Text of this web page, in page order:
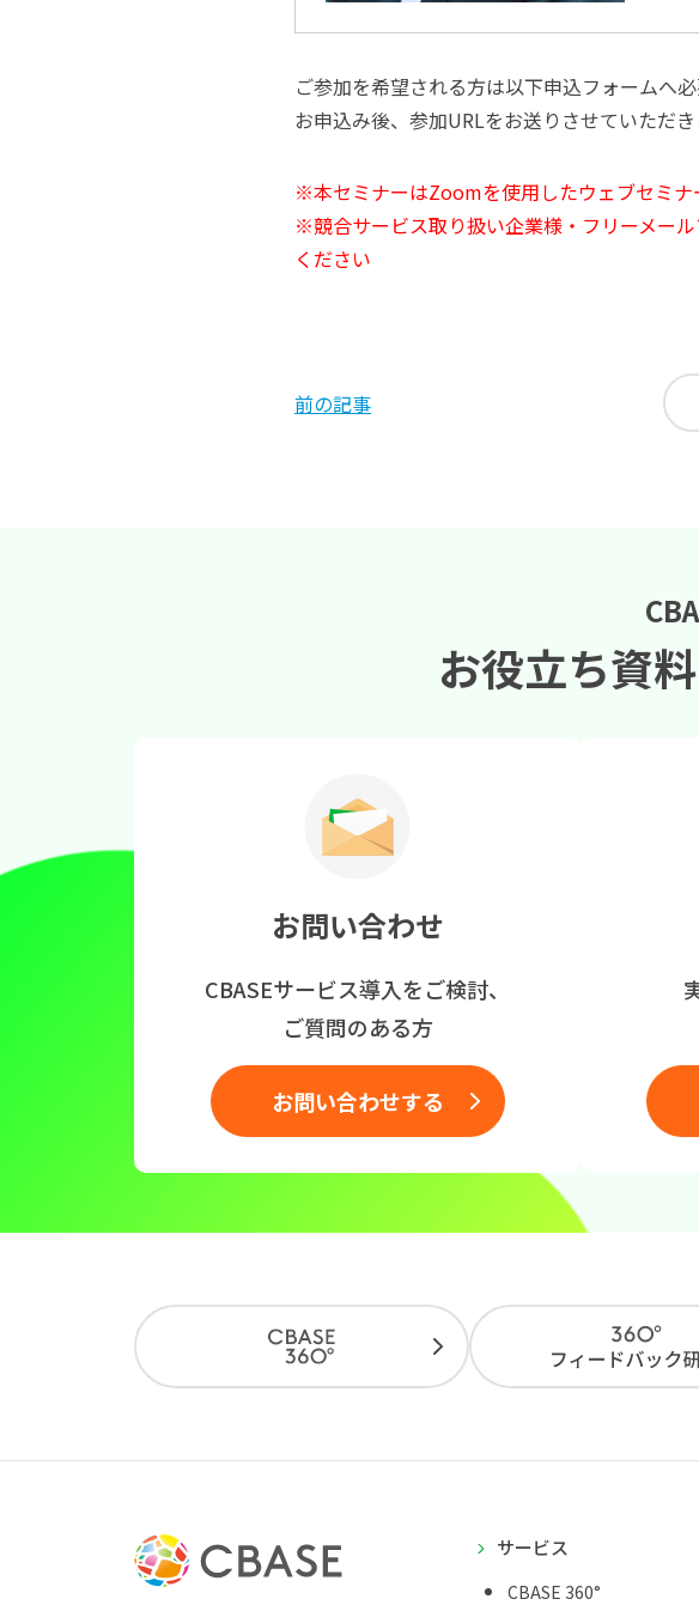
ご参加を希望される方は以下申込フォームへ
お申込み後、参加URLをお送りさせていただき
※本セミナーはZoomを使用したウェブセミナ
※競合サービス取り扱い企業様・フリーメー
ください
前の記事
お役立ち資料
お問い合わせ
CBASEサービス導入をご検討、
ご質問のある方
お問い合わせする
サービス
CBASE 360°